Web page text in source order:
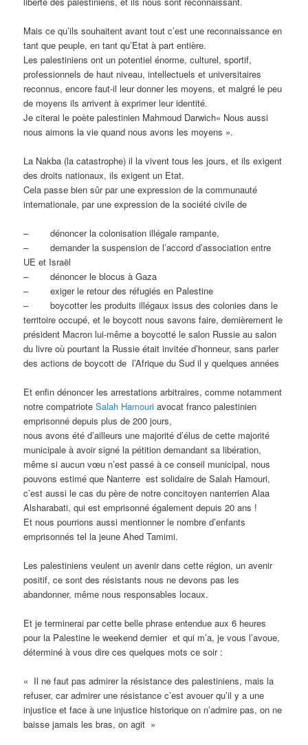
Mais ce qu’ils souhaitent avant tout c’est une reconnaissance en
tant que peuple, en tant qu’Etat à part entière.
Les palestiniens ont un potentiel énorme, culturel, sportif,
professionnels de haut niveau, intellectuels et universitaires
reconnus, encore faut-il leur donner les moyens, et malgré le peu
de moyens ils arrivent à exprimer leur identité.
Je citerai le poète palestinien Mahmoud Darwich« Nous aussi
nous aimons la vie quand nous avons les moyens ».
La Nakba (la catastrophe) il la vivent tous les jours, et ils exigent
des droits nationaux, ils exigent un Etat.
Cela passe bien sûr par une expression de la communauté
internationale, par une expression de la société civile de
–
dénoncer la colonisation illégale rampante,
–
demander la suspension de l’accord d’association entre
UE et Israël
–
dénoncer le blocus à Gaza
–
exiger le retour des réfugiés en Palestine
–
boycotter les produits illégaux issus des colonies dans le
territoire occupé, et le boycott nous savons faire, dernièrement le
président Macron lui-même a boycotté le salon Russie au salon
du livre où pourtant la Russie était invitée d’honneur, sans parler
des actions de boycott de l’Afrique du Sud il y quelques années
Et enfin dénoncer les arrestations arbitraires, comme notamment
notre compatrioteSalah Hamouri avocat franco palestinien
emprisonné depuis plus de 200 jours,
nous avons été d’ailleurs une majorité d’élus de cette majorité
municipale à avoir signé la pétition demandant sa libération,
même si aucun vœu n’est passé à ce conseil municipal, nous
pouvons estimé que Nanterre est solidaire de Salah Hamouri,
c’est aussi le cas du père de notre concitoyen nanterrien Alaa
Alsharabati, qui est emprisonné également depuis 20 ans !
Et nous pourrions aussi mentionner le nombre d’enfants
emprisonnés tel la jeune Ahed Tamimi.
Les palestiniens veulent un avenir dans cette région, un avenir
positif, ce sont des résistants nous ne devons pas les
abandonner, même nous responsables locaux.
Et je terminerai par cette belle phrase entendue aux 6 heures
pour la Palestine le weekend dernier et qui m’a, je vous l’avoue,
déterminé à vous dire ces quelques mots ce soir :
« Il ne faut pas admirer la résistance des palestiniens, mais la
refuser, car admirer une résistance c’est avouer qu’il y a une
injustice et face à une injustice historique on n’admire pas, on ne
baisse jamais les bras, on agit »